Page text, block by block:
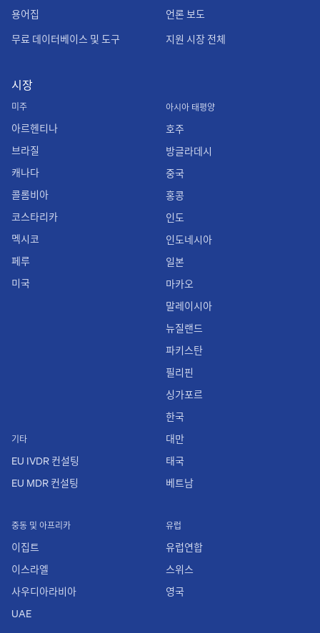
용어집
무료 데이터베이스 및 도구
언론 보도
지원 시장 전체
시장
미주
아르헨티나
브라질
캐나다
콜롬비아
코스타리카
멕시코
페루
미국
기타
EU IVDR 컨설팅
EU MDR 컨설팅
유럽
유럽연합
스위스
영국
중동 및 아프리카
이집트
이스라엘
사우디아라비아
UAE
아시아 태평양
호주
방글라데시
중국
홍콩
인도
인도네시아
일본
마카오
말레이시아
뉴질랜드
파키스탄
필리핀
싱가포르
한국
대만
태국
베트남